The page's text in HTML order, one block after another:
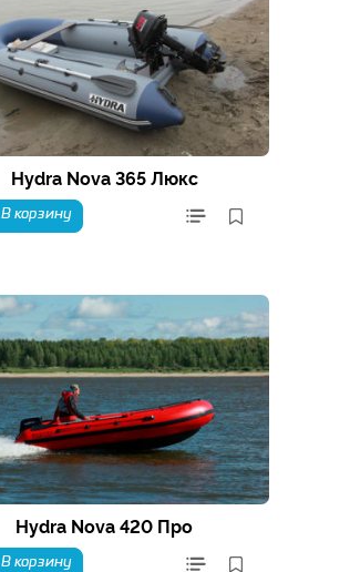
Hydra Nova 365 Люкс
В корзину
Hydra Nova 420 Про
В корзину